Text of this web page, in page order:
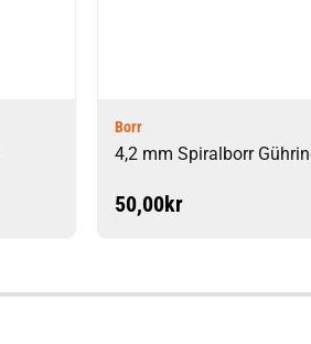
Borr
4,2 mm Spiralborr
50,00kr